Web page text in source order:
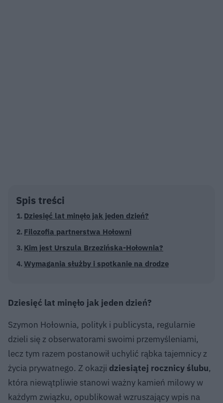
Spis treści
Dziesięć lat minęło jak jeden dzień?
Filozofia partnerstwa Hołowni
Kim jest Urszula Brzezińska-Hołownia?
Wymagania służby i spotkanie na drodze
Dziesięć lat minęło jak jeden dzień?
Szymon Hołownia, polityk i publicysta, regularnie
dzieli się z obserwatorami swoimi przemyśleniami,
lecz tym razem postanowił uchylić rąbka tajemnicy z
życia prywatnego. Z okazji dziesiątej rocznicy ślubu,
która niewątpliwie stanowi ważny kamień milowy w
każdym związku, opublikował wzruszający wpis na